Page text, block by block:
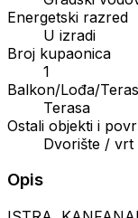
Energetski razred
U izradi
Broj kupaonica
1
Balkon/Lođa/
Terasa
Ostali objekti i
Dvorište / vrt
Opis